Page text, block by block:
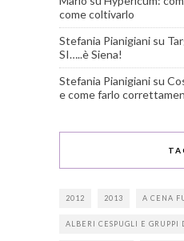
come coltivarlo
Stefania Pianigiani su
SI…..è Siena!
Stefania Pianigiani su
e come farlo
2012 2013 A CENA
ALBERI CESPUGLI E GRUPPI